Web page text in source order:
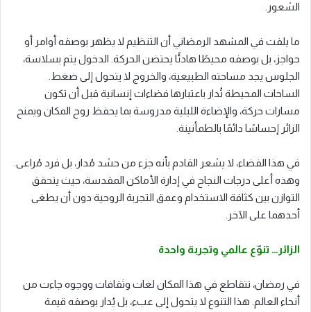
الشعور.
ما يلفت في المشهد الرمضاني أن التنظيم لا يظهر بوصفه أوامر أو
حواجز، بل بوصفه محيطًا هادئًا يحتضن الحركة. الدخول يتم بسلاسة،
الجلوس يجد مساحته الطبيعية، والخروج لا يتحول إلى ضغط.
الساحات المحيطة تُدار باعتبارها فضاءات إنسانية قبل أن تكون
مسارات حركة، والإضاءة الليلية مدروسة بما يحفظ روح المكان ويمنح
الزائر إحساسًا دائمًا بالطمأنينة.
في هذا الفضاء، لا يشعر القادم بأنه جزء من حشد مُدار، بل فرد مُراعى.
وهذه أعلى درجات النجاح في إدارة الأماكن المقدسة، حيث يتحقق
التوازن بين كثافة الاستخدام وعمق التجربة الروحية دون أن يطغى
أحدهما على الآخر.
الزائر… تنوّع عالمي وتجربة واحدة
في رمضان، تتقاطع في هذا المكان لغات وثقافات ووجوه جاءت من
أنحاء العالم. هذا التنوع لا يتحول إلى عبء، بل يُدار بوصفه قيمة